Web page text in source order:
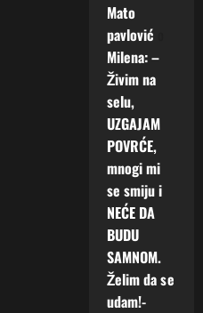
Mato
pavlović
Milena: –
Živim na
selu,
UZGAJAM
POVRĆE,
mnogi mi
se smiju i
NEĆE DA
BUDU
SAMNOM.
Želim da se
udam!-